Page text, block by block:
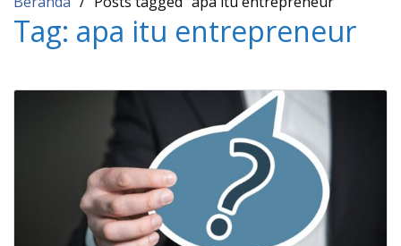
Tag: apa itu entrepreneur